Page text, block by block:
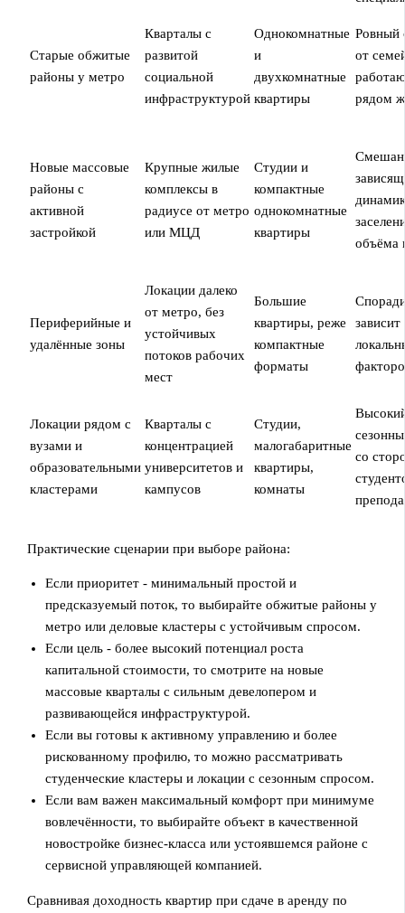
Старые обжитые
районы у метро
Кварталы с
развитой
социальной
инфраструктурой
Однокомнатные
и
двухкомнатные
квартиры
Ровный
от
рядом
Новые массовые
районы с
активной
застройкой
Крупные жилые
комплексы в
радиусе от метро
или МЦД
Студии и
компактные
однокомнатные
квартиры
объёма
Периферийные и
удалённые зоны
Локации далеко
от метро, без
устойчивых
потоков рабочих
мест
Большие
квартиры, реже
компактные
форматы
зависит
Локации рядом с
вузами и
образовательными
кластерами
Кварталы с
концентрацией
университетов и
кампусов
Студии,
малогабаритные
квартиры,
комнаты
со
Практические сценарии при выборе района:
Если приоритет - минимальный простой и
предсказуемый поток, то выбирайте обжитые районы у
метро или деловые кластеры с устойчивым спросом.
Если цель - более высокий потенциал роста
капитальной стоимости, то смотрите на новые
массовые кварталы с сильным девелопером и
развивающейся инфраструктурой.
Если вы готовы к активному управлению и более
рискованному профилю, то можно рассматривать
студенческие кластеры и локации с сезонным спросом.
Если вам важен максимальный комфорт при минимуме
вовлечённости, то выбирайте объект в качественной
новостройке бизнес‑класса или устоявшемся районе с
сервисной управляющей компанией.
Сравнивая доходность квартир при сдаче в аренду по